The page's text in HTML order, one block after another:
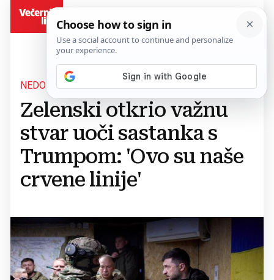
NEDODIRLJIVA PITANJA
Zelenski otkrio važnu
stvar uoči sastanka s
Trumpom: 'Ovo su naše
crvene linije'